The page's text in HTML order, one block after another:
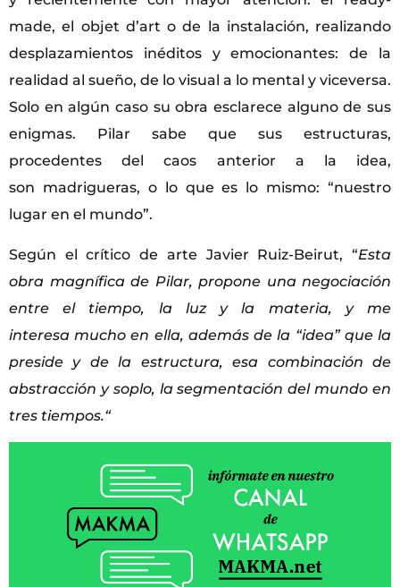
made, el objet dʼart o de la instalación, realizando
desplazamientos inéditos y emocionantes: de la
realidad al sueño, de lo visual a lo mental y viceversa.
Solo en algún caso su obra esclarece alguno de sus
enigmas. Pilar sabe que sus estructuras,
procedentes del caos anterior a la idea,
son madrigueras, o lo que es lo mismo: “nuestro
lugar en el mundo”.
Según el crítico de arte Javier Ruiz-Beirut, “Esta
obra magnífica de Pilar, propone una negociación
entre el tiempo, la luz y la materia, y me
interesa mucho en ella, además de la “idea” que la
preside y de la estructura, esa combinación de
abstracción y soplo, la segmentación del mundo en
tres tiempos.“